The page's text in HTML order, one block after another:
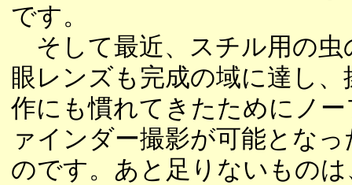
です。
そして最近、スチル用の虫
眼レンズも完成の域に達し、
作にも慣れてきたためにノー
ァインダー撮影が可能となっ
のです。あと足りないものは